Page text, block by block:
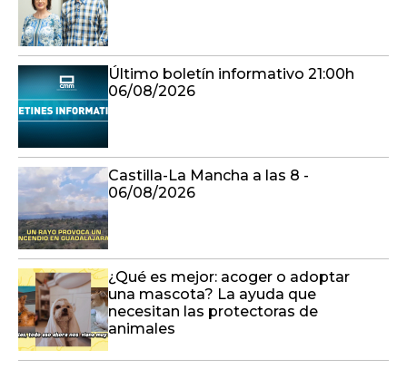
Último boletín informativo 21:00h
06/08/2026
Castilla-La Mancha a las 8 -
06/08/2026
¿Qué es mejor: acoger o adoptar
una mascota? La ayuda que
necesitan las protectoras de
animales